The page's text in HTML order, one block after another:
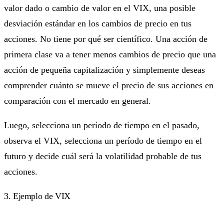
valor dado o cambio de valor en el VIX, una posible
desviación estándar en los cambios de precio en tus
acciones. No tiene por qué ser científico. Una acción de
primera clase va a tener menos cambios de precio que una
acción de pequeña capitalización y simplemente deseas
comprender cuánto se mueve el precio de sus acciones en
comparación con el mercado en general.
Luego, selecciona un período de tiempo en el pasado,
observa el VIX, selecciona un período de tiempo en el
futuro y decide cuál será la volatilidad probable de tus
acciones.
3. Ejemplo de VIX